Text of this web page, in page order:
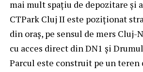
mai mult spațiu de depozitare și
CTPark Cluj II este poziționat
din oraș, pe sensul de mers Cluj-
cu acces direct din DN1 și
Parcul este construit pe un teren